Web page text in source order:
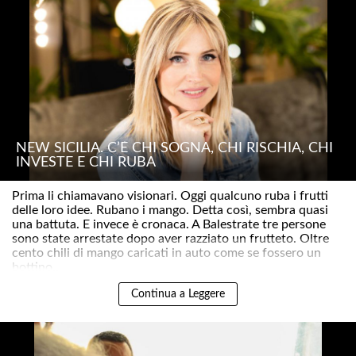
NEW SICILIA. C’È CHI SOGNA, CHI RISCHIA, CHI
INVESTE E CHI RUBA
Prima li chiamavano visionari. Oggi qualcuno ruba i frutti
delle loro idee. Rubano i mango. Detta così, sembra quasi
una battuta. E invece è cronaca. A Balestrate tre persone
sono state arrestate dopo aver razziato un frutteto. Oltre
cento chili di mango caricati in auto come se fossero un
bottino..
Continua a Leggere